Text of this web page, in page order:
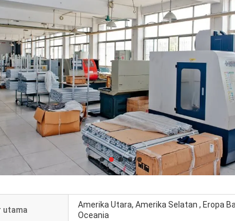
utama
Amerika Utara, Amerika Selatan , Eropa
Oceania